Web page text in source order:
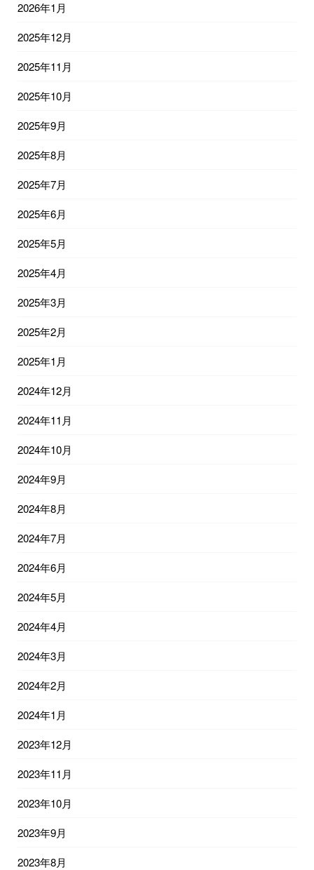
2026年1月
2025年12月
2025年11月
2025年10月
2025年9月
2025年8月
2025年7月
2025年6月
2025年5月
2025年4月
2025年3月
2025年2月
2025年1月
2024年12月
2024年11月
2024年10月
2024年9月
2024年8月
2024年7月
2024年6月
2024年5月
2024年4月
2024年3月
2024年2月
2024年1月
2023年12月
2023年11月
2023年10月
2023年9月
2023年8月